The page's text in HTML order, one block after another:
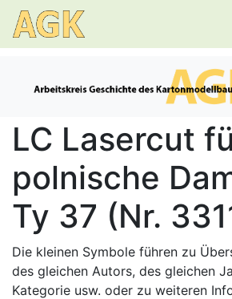
LC Lasercut
polnische
Ty 37 (Nr.
Die kleinen Symbole führen zu
des gleichen Autors, des gleichen
Kategorie usw. oder zu weiteren